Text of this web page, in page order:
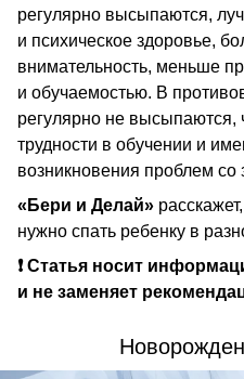
регулярно высыпаются,
и психическое здоровье,
внимательность, меньше
и обучаемостью. В
регулярно не высыпаются,
трудности в обучении и
возникновения проблем со
«Бери и Делай»
нужно спать ребенку в
❗ Статья носит
и не заменяет